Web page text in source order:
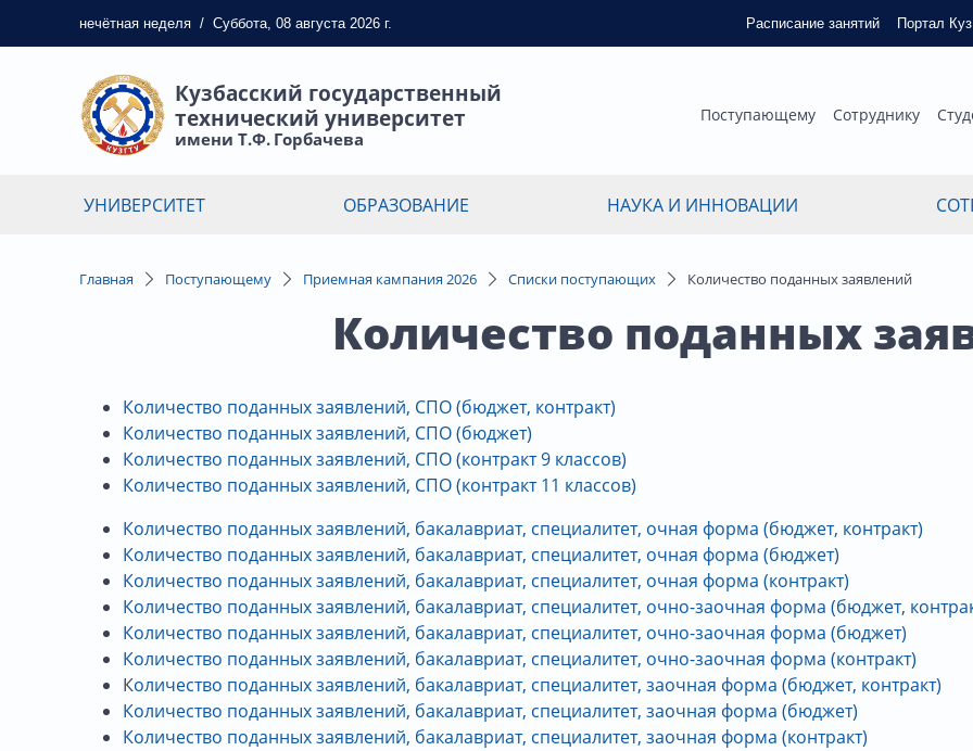
нечётная неделя / Суббота, 08 августа 2026 г. Расписание занятий Портал
Кузбасский государственный
технический университет
имени Т.Ф. Горбачева
Поступающему Сотруднику
УНИВЕРСИТЕТ ОБРАЗОВАНИЕ НАУКА И ИННОВАЦИИ
Главная Поступающему Приемная кампания 2026 Списки поступающих Количество поданных заявлений
Количество поданных
Количество поданных заявлений, СПО (бюджет, контракт)
Количество поданных заявлений, СПО (бюджет)
Количество поданных заявлений, СПО (контракт 9 классов)
Количество поданных заявлений, СПО (контракт 11 классов)
Количество поданных заявлений, бакалавриат, специалитет, очная форма (бюджет, контракт)
Количество поданных заявлений, бакалавриат, специалитет, очная форма (бюджет)
Количество поданных заявлений, бакалавриат, специалитет, очная форма (контракт)
Количество поданных заявлений, бакалавриат, специалитет, очно-заочная форма (бюджет,
Количество поданных заявлений, бакалавриат, специалитет, очно-заочная форма (бюджет)
Количество поданных заявлений, бакалавриат, специалитет, очно-заочная форма (контракт)
Количество поданных заявлений, бакалавриат, специалитет, заочная форма (бюджет, контракт)
Количество поданных заявлений, бакалавриат, специалитет, заочная форма (бюджет)
Количество поданных заявлений, бакалавриат, специалитет, заочная форма (контракт)